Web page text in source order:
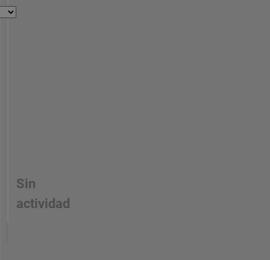
Sin
actividad